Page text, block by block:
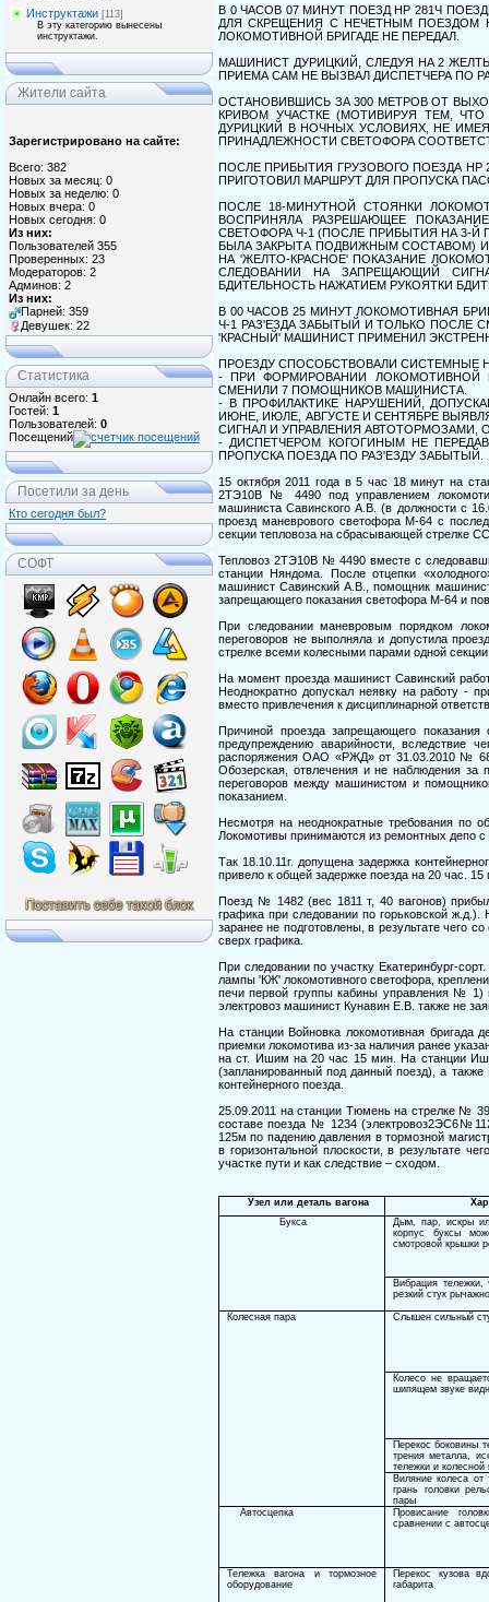
Инструктажи [113]
В эту категорию вынесены
инструктажи.
Жители сайта
Зарегистрировано на сайте:
Всего: 382
Новых за месяц: 0
Новых за неделю: 0
Новых вчера: 0
Новых сегодня: 0
Из них:
Пользователей 355
Проверенных: 23
Модераторов: 2
Админов: 2
Из них:
Парней: 359
Девушек: 22
Статистика
Онлайн всего: 1
Гостей: 1
Пользователей: 0
Посещений
Посетили за день
Кто сегодня был?
СОФТ
В 0 ЧАСОВ 07 МИНУТ ПОЕЗД НР 281Ч
ДЛЯ СКРЕЩЕНИЯ С НЕЧЕТНЫМ ПОЕЗДОМ
ЛОКОМОТИВНОЙ БРИГАДЕ НЕ ПЕРЕДАЛ.
МАШИНИСТ ДУРИЦКИЙ, СЛЕДУЯ НА 2
ПРИЕМА САМ НЕ ВЫЗВАЛ ДИСПЕТЧЕРА ПО
ОСТАНОВИВШИСЬ ЗА 300 МЕТРОВ ОТ
КРИВОМ УЧАСТКЕ (МОТИВИРУЯ ТЕМ,
ДУРИЦКИЙ В НОЧНЫХ УСЛОВИЯХ, НЕ
ПРИНАДЛЕЖНОСТИ СВЕТОФОРА
ПОСЛЕ ПРИБЫТИЯ ГРУЗОВОГО ПОЕЗДА НР
ПРИГОТОВИЛ МАРШРУТ ДЛЯ ПРОПУСКА
ПОСЛЕ 18-МИНУТНОЙ СТОЯНКИ
ВОСПРИНЯЛА РАЗРЕШАЮЩЕЕ
СВЕТОФОРА Ч-1 (ПОСЛЕ ПРИБЫТИЯ НА 3-
БЫЛА ЗАКРЫТА ПОДВИЖНЫМ СОСТАВОМ)
НА 'ЖЕЛТО-КРАСНОЕ' ПОКАЗАНИЕ
СЛЕДОВАНИИ НА ЗАПРЕЩАЮЩИЙ
БДИТЕЛЬНОСТЬ НАЖАТИЕМ РУКОЯТКИ
В 00 ЧАСОВ 25 МИНУТ ЛОКОМОТИВНАЯ
Ч-1 РАЗ'ЕЗДА ЗАБЫТЫЙ И ТОЛЬКО ПОСЛЕ
'КРАСНЫЙ' МАШИНИСТ ПРИМЕНИЛ
ПРОЕЗДУ СПОСОБСТВОВАЛИ СИСТЕМНЫЕ
- ПРИ ФОРМИРОВАНИИ ЛОКОМОТИВНОЙ
СМЕНИЛИ 7 ПОМОЩНИКОВ МАШИНИСТА.
- В ПРОФИЛАКТИКЕ НАРУШЕНИЙ,
ИЮНЕ, ИЮЛЕ, АВГУСТЕ И СЕНТЯБРЕ
СИГНАЛ И УПРАВЛЕНИЯ АВТОТОРМОЗАМИ,
- ДИСПЕТЧЕРОМ КОГОГИНЫМ НЕ
ПРОПУСКА ПОЕЗДА ПО РАЗ'ЕЗДУ ЗАБЫТЫЙ.
15 октября 2011 года в 5 час 18 минут на
2ТЭ10В № 4490 под управлением
машиниста Савинского А.В. (в должности с
проезд маневрового светофора М-64 с
секции тепловоза на сбрасывающей стрелке
Тепловоз 2ТЭ10В № 4490 вместе с
станции Няндома. После отцепки
машинист Савинский А.В., помощник
запрещающего показания светофора М-64 и
При следовании маневровым порядком
переговоров не выполняла и допустила
стрелке всеми колесными парами одной
На момент проезда машинист Савинский
Неоднократно допускал неявку на работу -
вместо привлечения к дисциплинарной
Причиной проезда запрещающего
предупреждению аварийности,
распоряжения ОАО «РЖД» от 31.03.2010 №
Обозерская, отвлечения и не наблюдения за
переговоров между машинистом и
показанием.
Несмотря на неоднократные требования по
Локомотивы принимаются из ремонтных депо
Так 18.10.11г. допущена задержка
привело к общей задержке поезда на 20 час. 15
Поезд № 1482 (вес 1811 т, 40 вагонов)
графика при следовании по горьковской
заранее не подготовлены, в результате чего
сверх графика.
При следовании по участку Екатеринбург-
лампы 'КЖ' локомотивного светофора,
печи первой группы кабины управления № 1)
электровоз машинист Кунавин Е.В. также не
На станции Войновка локомотивная
приемки локомотива из-за наличия ранее
на ст. Ишим на 20 час 15 мин. На станции
(запланированный под данный поезд), а
контейнерного поезда.
25.09.2011 на станции Тюмень на стрелке №
составе поезда № 1234
125м по падению давления в тормозной
в горизонтальной плоскости, в результате
участке пути и как следствие – сходом.
Узел или деталь вагона
Букса
Дым, пар, искры
корпус буксы
смотровой крышки
Вибрация тележки,
резкий стук
Колесная пара Слышен сильный
Колесо не
шипящем звуке
Перекос боковины
трения металла,
тележки и
Виляние колеса от
грань головки
пары
Автосцепка
Провисание
сравнении с
Тележка вагона и тормозное
оборудование
Перекос кузова
габарита